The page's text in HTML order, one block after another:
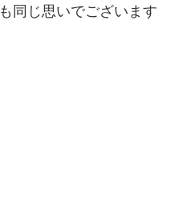
同じ思いでございます